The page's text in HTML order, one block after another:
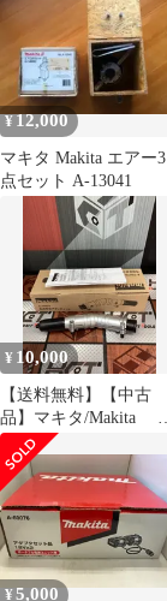
¥12,000
マキタ Makita エアー3
点セット A-13041
¥ 10,000
【送料無料】【中古
品】マキタ/Makita A-
75079 角度変更アタ
ッチメント【ハンズク
ラフト島根出雲】
¥5,000